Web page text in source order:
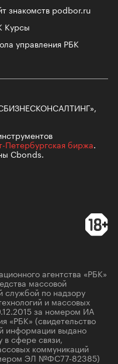
знакомств podbor.ru
Курсы
управления РБК
Петербургская биржа.
Cbonds.
агентства «РБК»
массовой
по надзору
и массовых
за номером ИА
«РБК» (свидетельство
информации выдано
сфере связи,
коммуникаций
ЭЛ №ФС77-82385)